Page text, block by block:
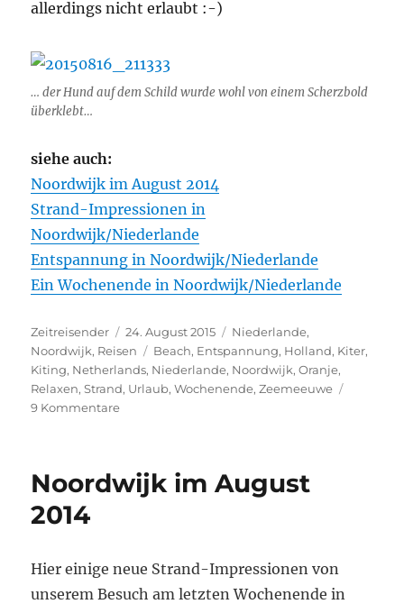
allerdings nicht erlaubt :-)
… der Hund auf dem Schild wurde wohl von einem Scherzbold
überklebt…
siehe auch:
Noordwijk im August 2014
Strand-Impressionen in
Noordwijk/Niederlande
Entspannung in Noordwijk/Niederlande
Ein Wochenende in Noordwijk/Niederlande
Autor
Zeitreisender
Veröffentlicht
am
24. August 2015 Kategorien
Niederlande,
Noordwijk, Reisen Schlagwörter
Beach, Entspannung, Holland, Kiter,
Kiting, Netherlands, Niederlande, Noordwijk,Oranje,
Relaxen,Strand, Urlaub,Wochenende,Zeemeeuwe
9 Kommentarezu
wieder
sehr
Noordwijk im August
2014
Hier einige neue Strand-Impressionen von
unserem Besuch am letzten Wochenende in